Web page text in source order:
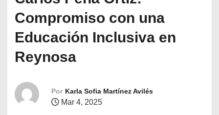
Compromiso con una
Educación Inclusiva en
Reynosa
Por Karla Sofia Martínez Avilés
Mar 4, 2025